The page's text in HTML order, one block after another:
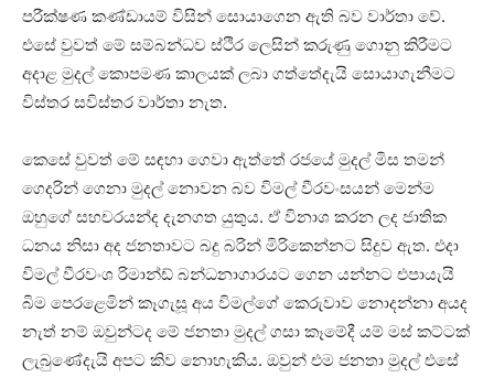
පරීක්ෂණ කණ්ඩායම් විසින් සොයාගෙන ඇති බව වාර්තා වේ.
එසේ වුවත් මේ සම්බන්ධව ස්ථිර ලෙසින් කරුණු ගොනු කිරීමට
අදාළ මුදල් කොපමණ කාලයක් ලබා ගත්තේදැයි සොයාගැනීමට
විස්තර සවිස්තර වාර්තා නැත.
කෙසේ වුවත් මේ සඳහා ගෙවා ඇත්තේ රජයේ මුදල් මිස තමන්
ගෙදරින් ගෙනා මුදල් නොවන බව විමල් වීරවංසයන් මෙන්ම
ඔහුගේ සහචරයන්ද දැනගත යුතුය. ඒ විනාශ කරන ලද ජාතික
ධනය නිසා අද ජනතාවට බදු බරින් මිරිකෙන්නට සිදුව ඇත. එදා
විමල් වීරවංශ රිමාන්ඩ් බන්ධනාගාරයට ගෙන යන්නට එපායැයි
බිම පෙරළෙමින් කෑගැසූ අය විමල්ගේ කෙරුවාව නොදන්නා අයද
නැත් නම් ඔවුන්ටද මේ ජනතා මුදල් ගසා කෑමේදී යම් මස් කට්ටක්
ලැබුණේදැයි අපට කිව නොහැකිය. ඔවුන් එම ජනතා මුදල් එසේ